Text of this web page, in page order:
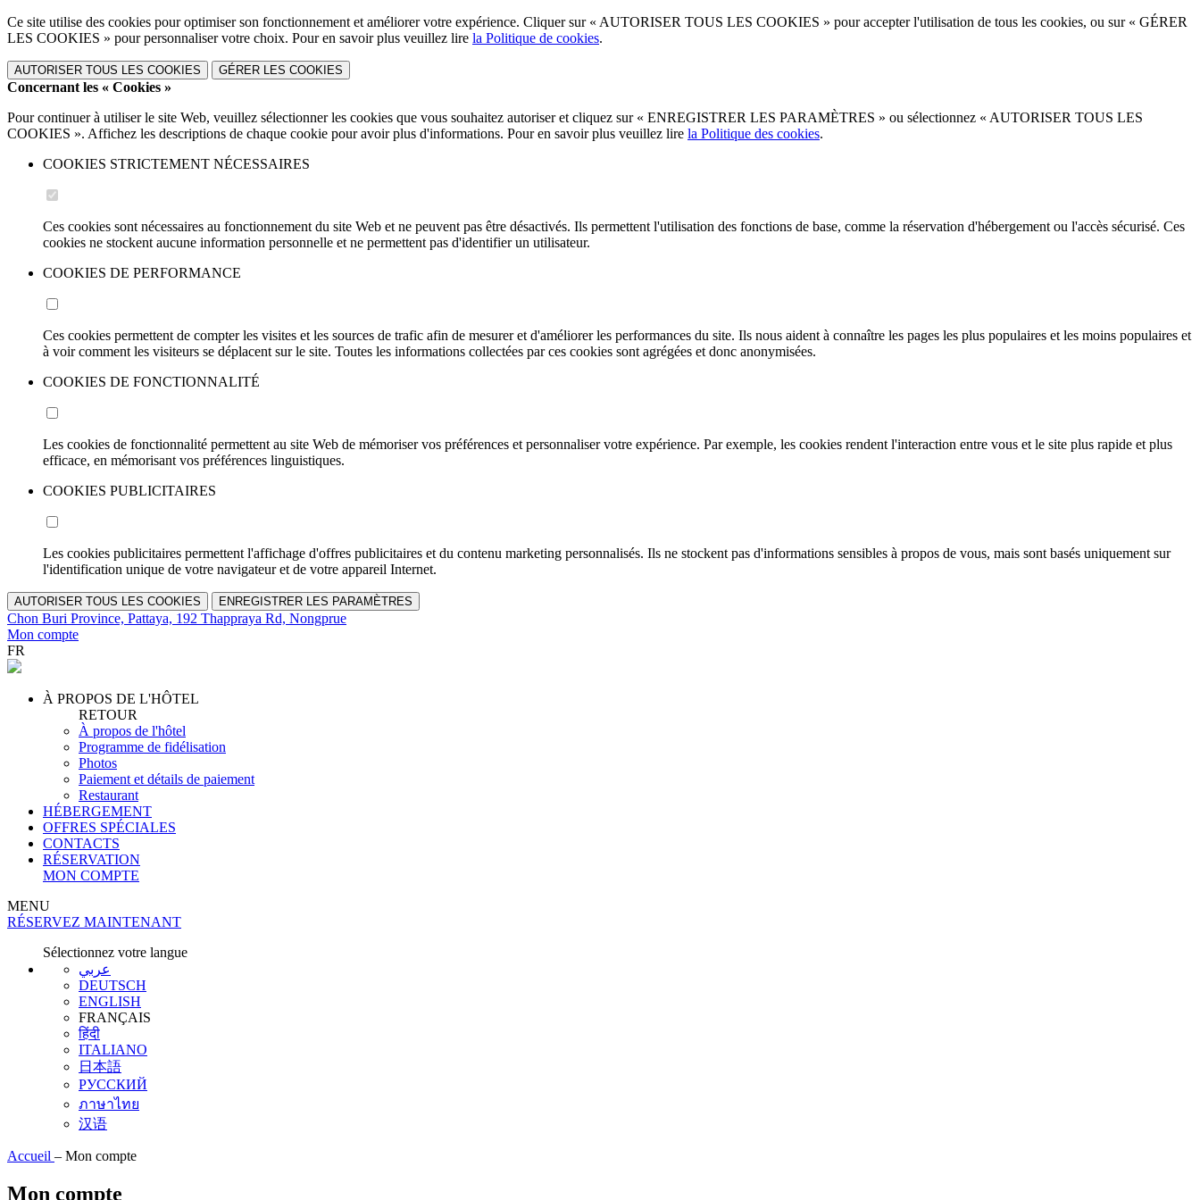
Ce site utilise des cookies pour optimiser son fonctionnement et améliorer votre expérience. Cliquer sur « AUTORISER TOUS LES COOKIES » pour accepter l'utilisation de tous les cookies, ou sur « GÉRER
LES COOKIES » pour personnaliser votre choix. Pour en savoir plus veuillez lire la Politique de cookies.
AUTORISER TOUS LES COOKIES GÉRER LES COOKIES
Concernant les « Cookies »
Pour continuer à utiliser le site Web, veuillez sélectionner les cookies que vous souhaitez autoriser et cliquez sur « ENREGISTRER LES PARAMÈTRES » ou sélectionnez « AUTORISER TOUS LES
COOKIES ». Affichez les descriptions de chaque cookie pour avoir plus d'informations. Pour en savoir plus veuillez lire la Politique des cookies.
COOKIES STRICTEMENT NÉCESSAIRES
Ces cookies sont nécessaires au fonctionnement du site Web et ne peuvent pas être désactivés. Ils permettent l'utilisation des fonctions de base, comme la réservation d'hébergement ou l'accès sécurisé. Ces
cookies ne stockent aucune information personnelle et ne permettent pas d'identifier un utilisateur.
COOKIES DE PERFORMANCE
Ces cookies permettent de compter les visites et les sources de trafic afin de mesurer et d'améliorer les performances du site. Ils nous aident à connaître les pages les plus populaires et les moins populaires et
à voir comment les visiteurs se déplacent sur le site. Toutes les informations collectées par ces cookies sont agrégées et donc anonymisées.
COOKIES DE FONCTIONNALITÉ
Les cookies de fonctionnalité permettent au site Web de mémoriser vos préférences et personnaliser votre expérience. Par exemple, les cookies rendent l'interaction entre vous et le site plus rapide et plus
efficace, en mémorisant vos préférences linguistiques.
COOKIES PUBLICITAIRES
Les cookies publicitaires permettent l'affichage d'offres publicitaires et du contenu marketing personnalisés. Ils ne stockent pas d'informations sensibles à propos de vous, mais sont basés uniquement sur
l'identification unique de votre navigateur et de votre appareil Internet.
AUTORISER TOUS LES COOKIES ENREGISTRER LES PARAMÈTRES
Chon Buri Province, Pattaya, 192 Thappraya Rd, Nongprue
Mon compte
FR
À PROPOS DE L'HÔTEL
RETOUR
À propos de l'hôtel
Programme de fidélisation
Photos
Paiement et détails de paiement
Restaurant
HÉBERGEMENT
OFFRES SPÉCIALES
CONTACTS
RÉSERVATION
MON COMPTE
MENU
RÉSERVEZ MAINTENANT
Sélectionnez votre langue
عربي
DEUTSCH
ENGLISH
FRANÇAIS
हिंदी
ITALIANO
日本語
РУССКИЙ
ภาษาไทย
汉语
Accueil – Mon compte
Mon compte